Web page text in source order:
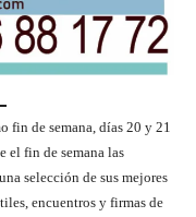
fin de semana, días 20 y 21
el fin de semana las
selección de sus mejores
encuentros y firmas de